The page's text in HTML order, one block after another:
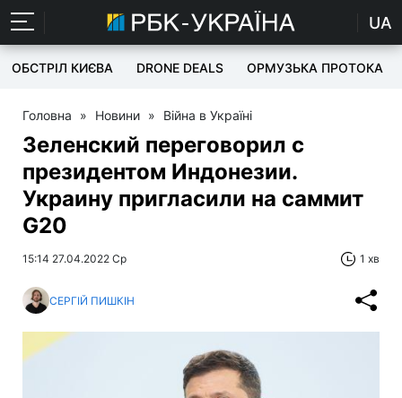
UA
ОБСТРІЛ КИЄВА DRONE DEALS ОРМУЗЬКА ПРОТОКА
Головна » Новини » Війна в Україні
Зеленский переговорил с
президентом Индонезии.
Украину пригласили на саммит
G20
15:14 27.04.2022 Ср 1 хв
СЕРГІЙ ПИШКІН